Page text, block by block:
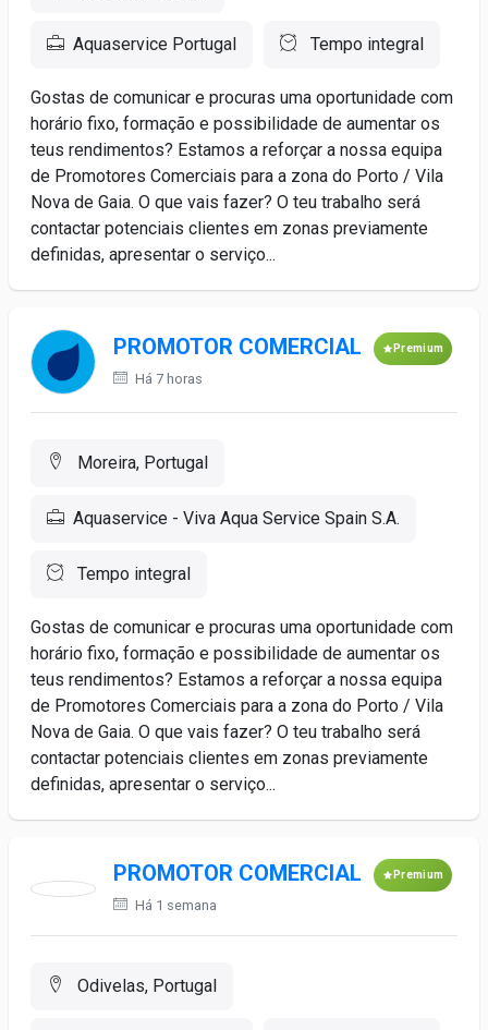
Aquaservice Portugal Tempo integral
Gostas de comunicar e procuras uma oportunidade com
horário fixo, formação e possibilidade de aumentar os
teus rendimentos? Estamos a reforçar a nossa equipa
de Promotores Comerciais para a zona do Porto / Vila
Nova de Gaia. O que vais fazer? O teu trabalho será
contactar potenciais clientes em zonas previamente
definidas, apresentar o serviço...
PROMOTOR COMERCIAL Premium
Há 7 horas
Moreira, Portugal
Aquaservice - Viva Aqua Service Spain S.A.
Tempo integral
Gostas de comunicar e procuras uma oportunidade com
horário fixo, formação e possibilidade de aumentar os
teus rendimentos? Estamos a reforçar a nossa equipa
de Promotores Comerciais para a zona do Porto / Vila
Nova de Gaia. O que vais fazer? O teu trabalho será
contactar potenciais clientes em zonas previamente
definidas, apresentar o serviço...
PROMOTOR COMERCIAL Premium
Há 1 semana
Odivelas, Portugal